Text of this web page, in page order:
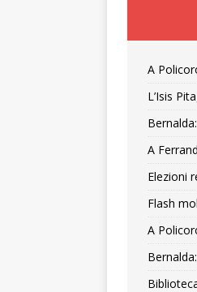
A
L’Isis
A
Elezioni
Flash
A